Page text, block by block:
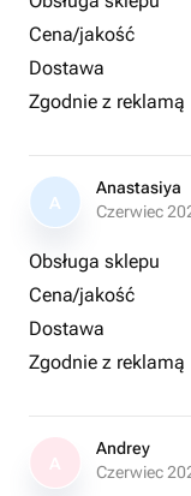
Cena/jakość
Dostawa
Zgodnie z reklamą
A
Anastasiya
Czerwiec
Obsługa sklepu
Cena/jakość
Dostawa
Zgodnie z reklamą
Andrey
Czerwiec